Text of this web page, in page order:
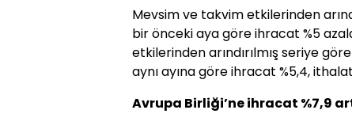
Mevsim ve takvim etkilerinden
bir önceki aya göre ihracat %5
etkilerinden arındırılmış seriye göre
aynı ayına göre ihracat %5,4,
Avrupa Birliği’ne ihracat %7,9